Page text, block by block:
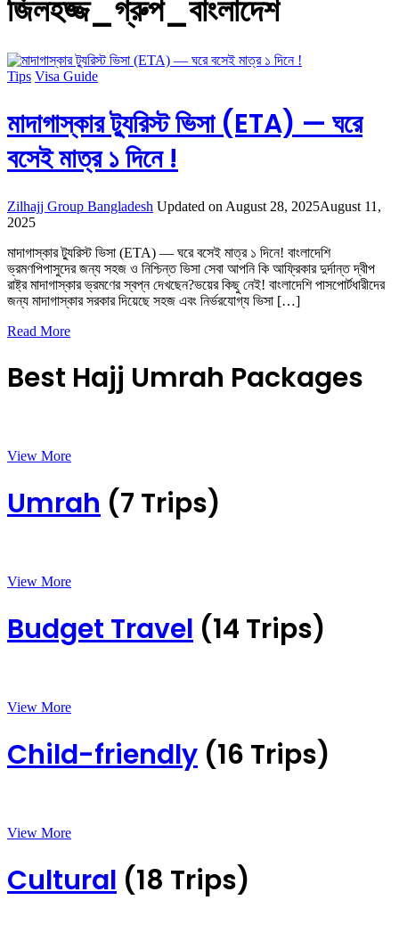
জিলহজ্জ_গ্রুপ_বাংলাদেশ
Tips Visa Guide
মাদাগাস্কার ট্যুরিস্ট ভিসা (ETA) — ঘরে
বসেই মাত্র ১ দিনে !
Zilhajj Group Bangladesh Updated on August 28, 2025August 11,
2025
মাদাগাস্কার ট্যুরিস্ট ভিসা (ETA) — ঘরে বসেই মাত্র ১ দিনে! বাংলাদেশি
ভ্রমণপিপাসুদের জন্য সহজ ও নিশ্চিন্ত ভিসা সেবা আপনি কি আফ্রিকার দুর্দান্ত দ্বীপ
রাষ্ট্র মাদাগাস্কার ভ্রমণের স্বপ্ন দেখছেন?ভয়ের কিছু নেই! বাংলাদেশি পাসপোর্টধারীদের
জন্য মাদাগাস্কার সরকার দিয়েছে সহজ এবং নির্ভরযোগ্য ভিসা […]
Read More
Best Hajj Umrah Packages
View More
Umrah (7 Trips)
View More
Budget Travel (14 Trips)
View More
Child-friendly (16 Trips)
View More
Cultural (18 Trips)